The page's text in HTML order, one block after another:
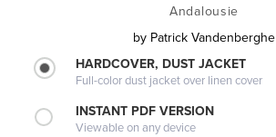
Andalousie
by Patrick Vandenberghe
HARDCOVER, DUST JACKET
Full-color dust jacket over linen cover
INSTANT PDF VERSION
Viewable on any device